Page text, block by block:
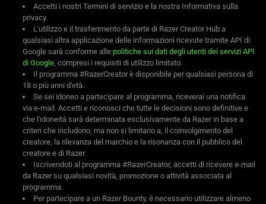
Accetti i nostri Termini di servizio e la nostra Informativa sulla
privacy.
L'utilizzo e il trasferimento da parte di Razer Creator Hub a
qualsiasi altra applicazione delle informazioni ricevute tramite API di
Google sarà conforme alle politiche sui dati degli utenti dei servizi API
di Google, compresi i requisiti di utilizzo limitato.
Il programma #RazerCreator è disponibile per qualsiasi persona di
18 o più anni d'età.
Se sei idoneo a partecipare al programma, riceverai una notifica
via e-mail. Accetti e riconosci che tutte le decisioni sono definitive e
che l'idoneità sarà determinata esclusivamente da Razer in base a
criteri che includono, ma non si limitano a, il coinvolgimento del
creatore, la rilevanza del marchio e la risonanza con il pubblico del
creatore e di Razer.
Iscrivendoti al programma #RazerCreator, accetti di ricevere e-mail
da Razer su qualsiasi novità, promozione o attività associata al
programma.
Per partecipare a un Razer Bounty, è necessario utilizzare almeno